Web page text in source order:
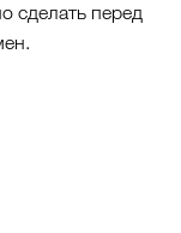
сделать перед